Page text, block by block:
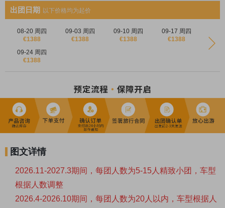
★【自然景观】 特设湖区国家公园
的天然美景，湖泊！
★【爱丁堡深度游】漫步在 爱丁堡古城的任何一条街道，都仿佛走
进一部浪漫的苏格兰老电影！
徐志摩同款再别康桥的 剑桥撑船
的泰晤士河游船。
★【英式下 午茶】约克网红餐厅 贝蒂茶室Betty’s Tea Room，感受
★【宝藏小镇
似现实版《莫奈花园》。
★【浪漫之旅】周杰伦《怎么了》
置身于世界的尽头。
出团日期 以下价格均为起价
08-20 周四
€1388
09-03 周四
€1388
09-10 周四
€1388
09-17 周四
€1388
09-24 周四
€1388
图文详情
2026.11-2027.3期间，每团人数为5-15人精致小团，车型
根据人数调整
2026.4-2026.10期间，每团人数为20人以内，车型根据人